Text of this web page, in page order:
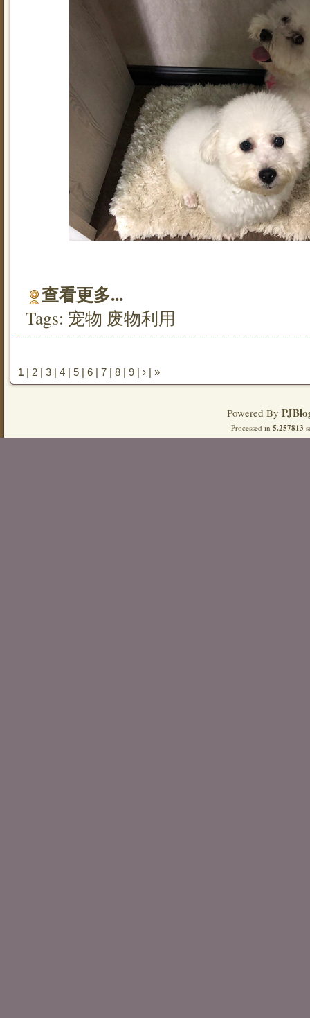
查看更多...
Tags: 宠物 废物利用
1 | 2 | 3 | 4 | 5 | 6 | 7 | 8 | 9 | › | »
Powered By
Processed in 5.257813